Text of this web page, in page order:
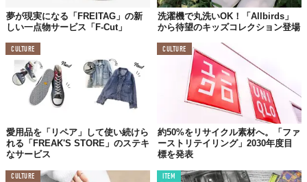
夢が現実になる「FREITAG」の新
しい一点物サービス「F-Cut」
洗濯機で丸洗いOK！「Allbirds」
から待望のキッズコレクション登場
CULTURE
愛用品を「リペア」して使い続けら
れる「FREAK'S STORE」のステキ
なサービス
CULTURE
約50%をリサイクル素材へ。「ファ
ーストリテイリング」2030年度目
標を発表
CULTURE ITEM